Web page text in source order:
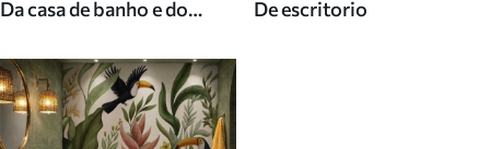
Da casa de banho e do
De escritorio